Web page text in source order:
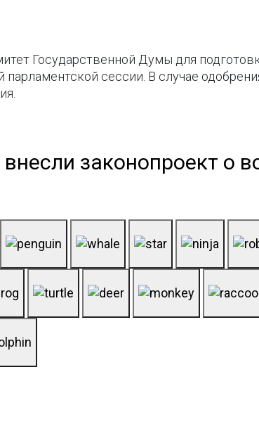
Государственной Думы для
сессии. В случае
законопроект о